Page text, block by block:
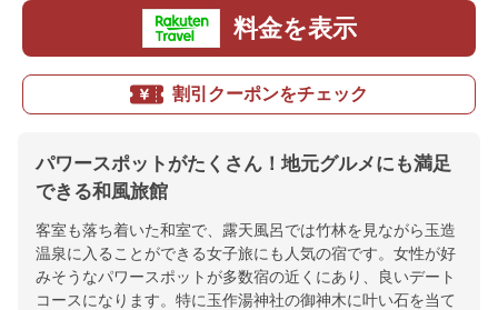
料金を表示
割引クーポンをチェック
パワースポットがたくさん！地元グルメにも満足
できる和風旅館
客室も落ち着いた和室で、露天風呂では竹林を見ながら玉造
温泉に入ることができる女子旅にも人気の宿です。女性が好
みそうなパワースポットが多数宿の近くにあり、良いデート
コースになります。特に玉作湯神社の御神木に叶い石を当て